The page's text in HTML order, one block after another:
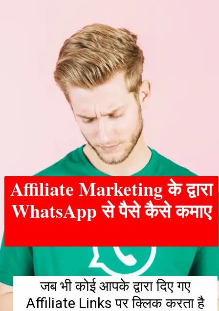
Affiliate Marketing के द्वारा
WhatsApp से पैसे कैसे कमाए
जब भी कोई आपके द्वारा दिए गए
Affiliate Links पर क्लिक करता है